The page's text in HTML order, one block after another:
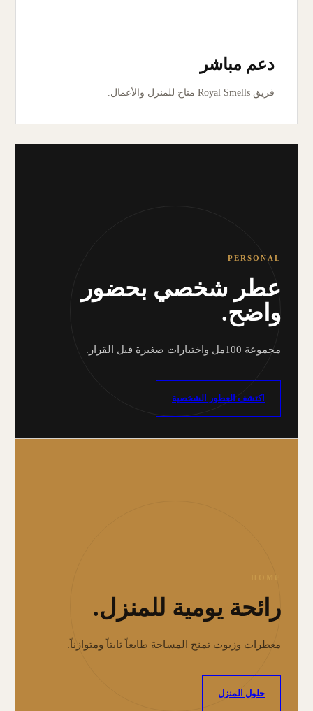
دعم مباشر
فريق Royal Smells متاح للمنزل والأعمال.
PERSONAL
عطر شخصي بحضور
واضح.
مجموعة 100مل واختبارات صغيرة قبل القرار.
اكتشف العطور الشخصية
HOME
رائحة يومية للمنزل.
معطرات وزيوت تمنح المساحة طابعاً ثابتاً ومتوازناً.
حلول المنزل